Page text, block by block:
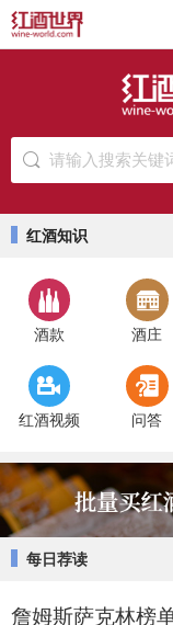
请输入搜索关键
红酒知识
酒款 酒庄
红酒视频 问答
每日荐读
詹姆斯萨克林榜